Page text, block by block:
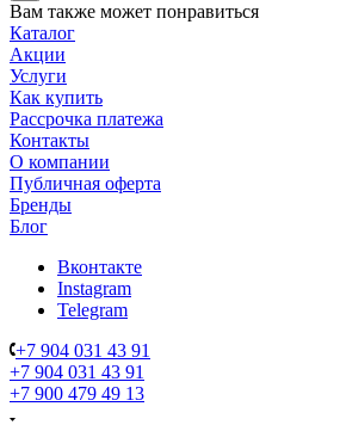
Вам также может понравиться
Каталог
Акции
Услуги
Как купить
Рассрочка платежа
Контакты
О компании
Публичная оферта
Бренды
Блог
Вконтакте
Instagram
Telegram
+7 904 031 43 91
+7 904 031 43 91
+7 900 479 49 13